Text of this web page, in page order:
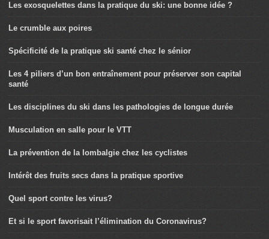
Les exosquelettes dans la pratique du ski: une bonne idée ?
Le crumble aux poires
Spécificité de la pratique ski santé chez le sénior
Les 4 piliers d’un bon entraînement pour préserver son capital
santé
Les disciplines du ski dans les pathologies de longue durée
Musculation en salle pour le VTT
La prévention de la lombalgie chez les cyclistes
Intérêt des fruits secs dans la pratique sportive
Quel sport contre les virus?
Et si le sport favorisait l’élimination du Coronavirus?